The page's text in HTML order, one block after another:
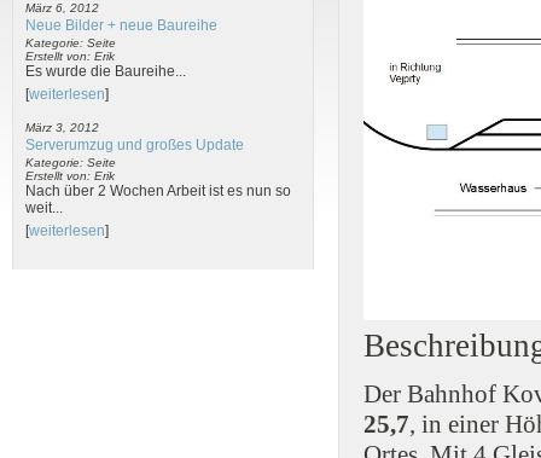
März 6, 2012
Neue Bilder + neue Baureihe
Kategorie: Seite
Erstellt von: Erik
Es wurde die Baureihe...
[weiterlesen]
März 3, 2012
Serverumzug und großes Update
Kategorie: Seite
Erstellt von: Erik
Nach über 2 Wochen Arbeit ist es nun so
weit...
[weiterlesen]
Der Bahnhof
25,7, in einer